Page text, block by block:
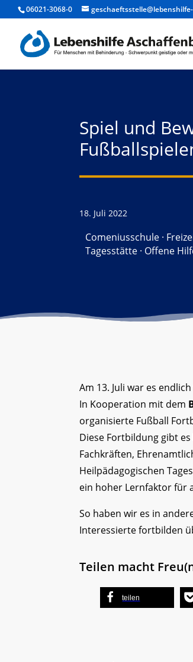
06021-3068-0
Spiel und
18. Juli 2022
Comeniusschule ·
Tagesstätte · Offene
Am 13. Juli war es
In Kooperation mit dem
organisierte Fußball
Diese Fortbildung gibt
Fachkräften,
Heilpädagogischen
ein hoher Lernfaktor für
So haben wir es in
Interessierte fortbilden
Teilen macht
teilen